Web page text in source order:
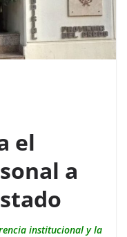
el
a
institucional y la